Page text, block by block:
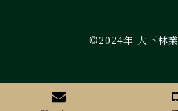
©2024年 大下林